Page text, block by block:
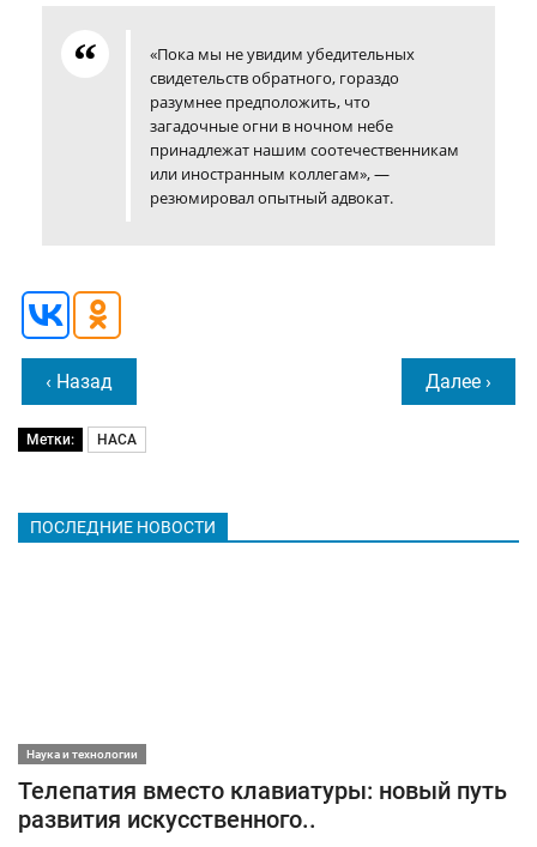
«Пока мы не увидим убедительных
свидетельств обратного, гораздо
разумнее предположить, что
загадочные огни в ночном небе
принадлежат нашим соотечественникам
или иностранным коллегам», —
резюмировал опытный адвокат.
‹ Назад Далее ›
Метки: НАСА
ПОСЛЕДНИЕ НОВОСТИ
Наука и технологии
Телепатия вместо клавиатуры: новый путь
развития искусственного..